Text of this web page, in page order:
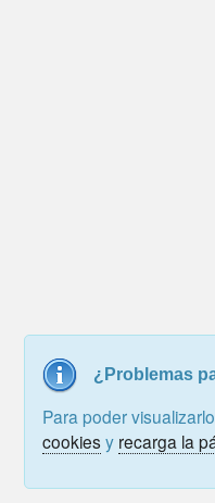
¿Problemas
Para poder
cookiesy recarga la